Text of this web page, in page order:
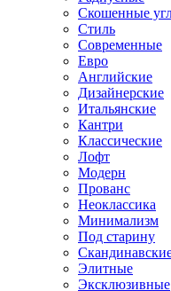
Скошенные
Стиль
Современные
Евро
Английские
Дизайнерские
Итальянские
Кантри
Классические
Лофт
Модерн
Прованс
Неоклассика
Минимализм
Под старину
Элитные
Эксклюзивные